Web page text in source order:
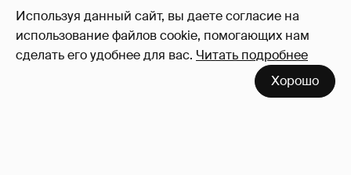
Используя данный сайт, вы даете согласие на
использование файлов cookie, помогающих нам
сделать его удобнее для вас. Читать подробнее
Хорошо
47
Войдите в аккаунт, чтобы читать и
оставлять комментарии